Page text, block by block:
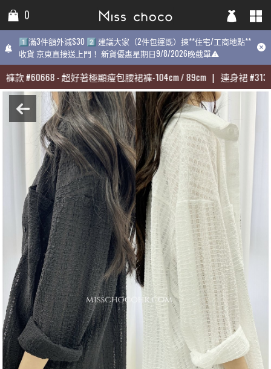
0
1️⃣滿3件額外減$30 2️⃣ 建議大家（2件包運既）揀**住宅/工商地點**
收貨 京東直接送上門！ 新貨優惠星期日9/8/2026晚截單⚠️
款#60668-超好著極顯瘦包腰裙褲-104cm / 89cm | 連身裙#31398
0
1️⃣滿3件額外減$30 2️⃣ 建議大家（2件包運既）揀**住宅/工商地點**
收貨 京東直接送上門！ 新貨優惠星期日9/8/2026晚截單⚠️
款#60668-超好著極顯瘦包腰裙褲-104cm / 89cm | 連身裙#31398
1️⃣滿3件額外減$30 2️⃣ 建議大家（2件包運既）揀**住宅/工商地點**
9/8/2026晚截單⚠️
熱賣: 褲款#60668-超好著極顯瘦包腰裙褲-104cm / 89cm | 連身裙